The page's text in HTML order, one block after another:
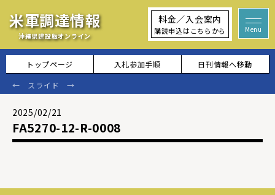
米軍調達情報
沖縄県建設版オンライン
料金／入会案内
購読申込はこちらから
トップページ 入札参加手順 日刊情報へ移動
2025/02/21
FA5270-12-R-0008